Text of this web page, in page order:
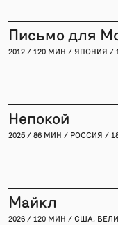
Письмо для
2012 / 120 МИН / ЯПОНИЯ /
Непокой
2025 / 86 МИН / РОССИЯ /
Майкл
2026 / 120 МИН / США,